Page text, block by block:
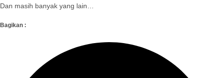
Dan masih banyak yang lain…
Bagikan :